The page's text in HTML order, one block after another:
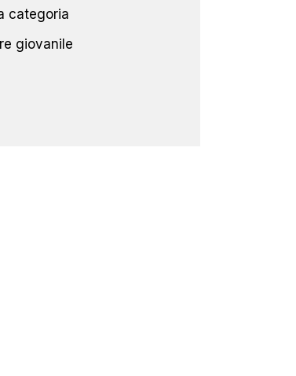
categoria
giovanile